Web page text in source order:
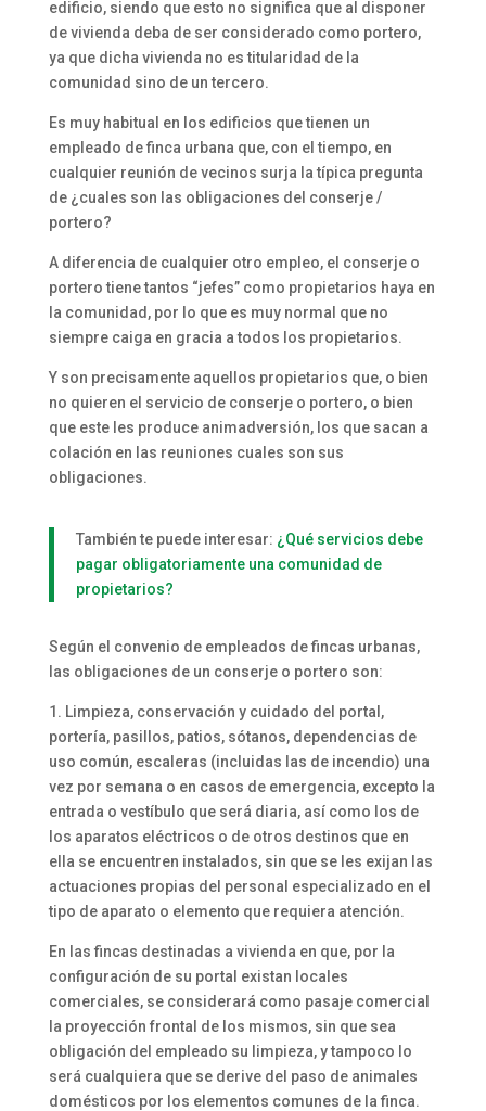
edificio, siendo que esto no significa que al disponer
de vivienda deba de ser considerado como portero,
ya que dicha vivienda no es titularidad de la
comunidad sino de un tercero.
Es muy habitual en los edificios que tienen un
empleado de finca urbana que, con el tiempo, en
cualquier reunión de vecinos surja la típica pregunta
de ¿cuales son las obligaciones del conserje /
portero?
A diferencia de cualquier otro empleo, el conserje o
portero tiene tantos “jefes” como propietarios haya en
la comunidad, por lo que es muy normal que no
siempre caiga en gracia a todos los propietarios.
Y son precisamente aquellos propietarios que, o bien
no quieren el servicio de conserje o portero, o bien
que este les produce animadversión, los que sacan a
colación en las reuniones cuales son sus
obligaciones.
También te puede interesar: ¿Qué servicios debe
pagar obligatoriamente una comunidad de
propietarios?
Según el convenio de empleados de fincas urbanas,
las obligaciones de un conserje o portero son:
1. Limpieza, conservación y cuidado del portal,
portería, pasillos, patios, sótanos, dependencias de
uso común, escaleras (incluidas las de incendio) una
vez por semana o en casos de emergencia, excepto la
entrada o vestíbulo que será diaria, así como los de
los aparatos eléctricos o de otros destinos que en
ella se encuentren instalados, sin que se les exijan las
actuaciones propias del personal especializado en el
tipo de aparato o elemento que requiera atención.
En las fincas destinadas a vivienda en que, por la
configuración de su portal existan locales
comerciales, se considerará como pasaje comercial
la proyección frontal de los mismos, sin que sea
obligación del empleado su limpieza, y tampoco lo
será cualquiera que se derive del paso de animales
domésticos por los elementos comunes de la finca.